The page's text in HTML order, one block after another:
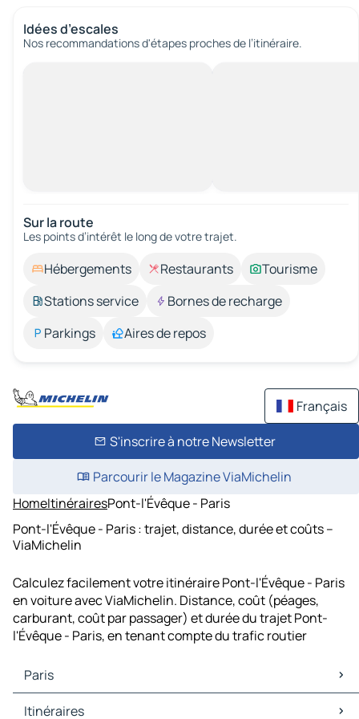
Idées d’escales
Nos recommandations d'étapes proches de l’itinéraire.
Sur la route
Les points d’intérêt le long de votre trajet.
Hébergements Restaurants
Tourisme
Stations service
Bornes de recharge
Parkings
Aires de repos
Français
S'inscrire à notre Newsletter
Parcourir le Magazine ViaMichelin
HomeItinérairesPont-l'Évêque - Paris
Pont-l'Évêque - Paris : trajet, distance, durée et coûts –
ViaMichelin
Calculez facilement votre itinéraire Pont-l'Évêque - Paris
en voiture avec ViaMichelin. Distance, coût (péages,
carburant, coût par passager) et durée du trajet Pont-
l'Évêque - Paris, en tenant compte du trafic routier
Paris
Paris Cartes et plans
Itinéraires